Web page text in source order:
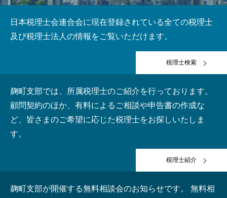
日本税理士会連合会に現在登録されている全ての税理士
及び税理士法人の情報をご覧いただけます。
税理士検索
麹町支部では、所属税理士のご紹介を行っております。
顧問契約のほか、有料によるご相談や申告書の作成な
ど、皆さまのご希望に応じた税理士をお探しいたしま
す。
税理士紹介
麹町支部が開催する無料相談会のお知らせです。 無料相